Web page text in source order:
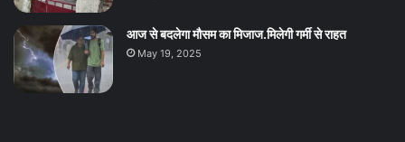
आज से बदलेगा मौसम का मिजाज.मिलेगी गर्मी से राहत
May 19, 2025